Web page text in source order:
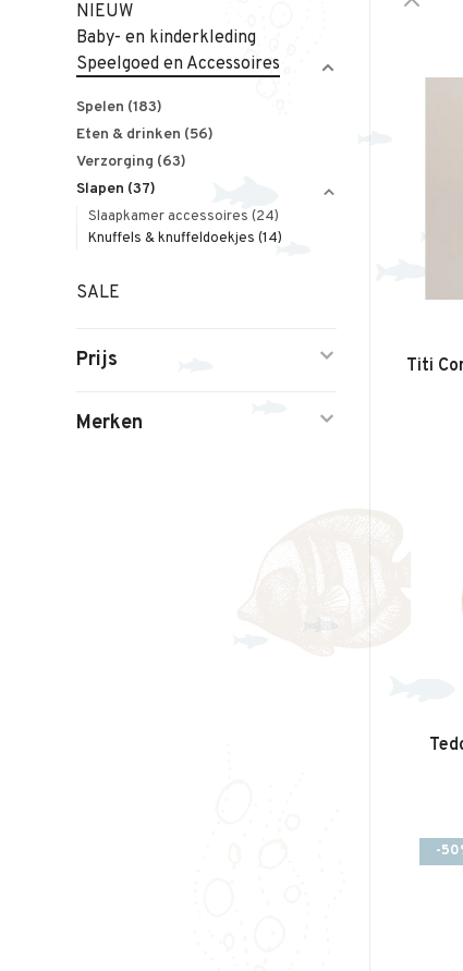
NIEUW
Baby- en kinderkleding
Speelgoed en Accessoires
Spelen (183)
Eten & drinken (56)
Verzorging (63)
Slapen (37)
Slaapkamer accessoires (24)
Knuffels & knuffeldoekjes (14)
SALE
Prijs
Merken
Titi
-